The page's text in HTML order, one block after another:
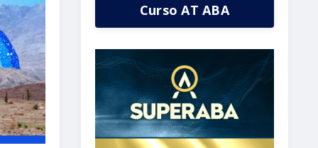
Curso AT ABA